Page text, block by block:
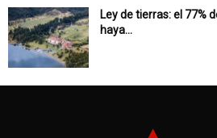
Ley de tierras: el 77%
haya...